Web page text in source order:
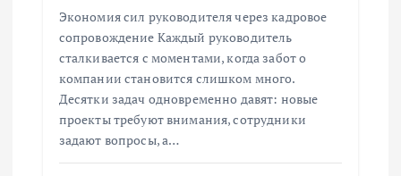
Экономия сил руководителя через кадровое
сопровождение Каждый руководитель
сталкивается с моментами, когда забот о
компании становится слишком много.
Десятки задач одновременно давят: новые
проекты требуют внимания, сотрудники
задают вопросы, а…